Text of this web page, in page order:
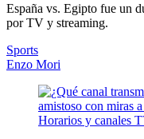
España vs. Egipto fue un
por TV y streaming.
Sports
Enzo Mori